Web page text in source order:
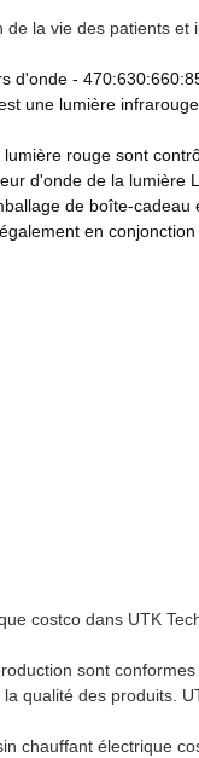
la vie des patients
d'onde -
une lumière
rouge sont
d'onde de la
de boîte-
en
costco dans UTK
sont
qualité des produits.
chauffant électrique